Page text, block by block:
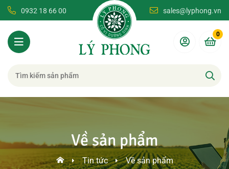
0932 18 66 00 sales@lyphong.vn
0
Về sản phẩm
Tin tức Về sản phẩm